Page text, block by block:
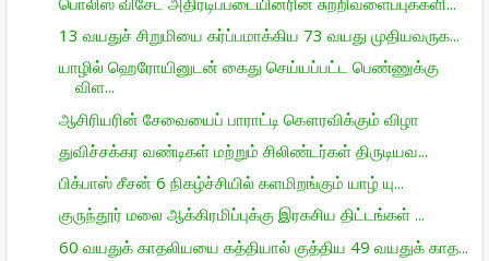
13 வயதுச் சிறுமியை கர்ப்பமாக்கிய 73 வயது முதியவருக...
யாழில் ஹெரோயினுடன் கைது செய்யப்பட்ட பெண்ணுக்கு
விள...
ஆசிரியரின் சேவையைப் பாராட்டி கௌரவிக்கும் விழா
துவிச்சக்கர வண்டிகள் மற்றும் சிலிண்டர்கள் திருடியவ...
பிக்பாஸ் சீசன் 6 நிகழ்ச்சியில் களமிறங்கும் யாழ் யு...
குருந்தூர் மலை ஆக்கிரமிப்புக்கு இரகசிய திட்டங்கள் ...
60 வயதுக் காதலியயை கத்தியால் குத்திய 49 வயதுக் காத...